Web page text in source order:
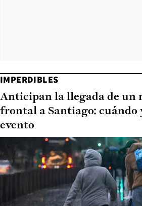
IMPERDIBLES
Anticipan la llegada de un
frontal a Santiago: cuándo
evento